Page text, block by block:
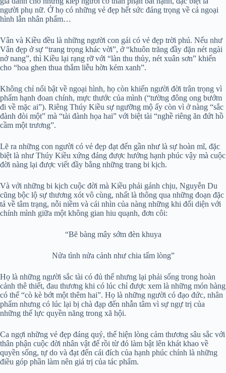
người phụ nữ. Ở họ có những vẻ đẹp hết sức đáng trọng về cả ngoại
hình lẫn nhân phẩm…
Vân và Kiều đều là những người con gái có vẻ đẹp trời phú. Nếu như
Vân đẹp ở sự “trang trọng khác vời”, ở “khuôn trăng đầy đặn nét ngài
nở nang”, thì Kiều lại rạng rỡ với “làn thu thủy, nét xuân sơn” khiến
cho “hoa ghen thua thắm liễu hờn kém xanh”.
Không chỉ nổi bật về ngoại hình, họ còn khiến người đời trân trọng vì
phẩm hạnh đoan chính, mực thước của mình (“tường đông ong bướm
đi về mặc ai”). Riêng Thúy Kiều sự ngưỡng mộ ấy còn vì ở nàng “sắc
đành đòi một” mà “tài đành họa hai” với biệt tài “nghề riêng ăn đứt hồ
cầm một trương”.
Lẽ ra những con người có vẻ đẹp đạt đến gần như là sự hoàn mĩ, đặc
biệt là như Thúy Kiều xứng đáng được hưởng hạnh phúc vậy mà cuộc
đời nàng lại được viết đầy bằng những trang bi kịch.
Và với những bi kịch cuộc đời mà Kiều phải gánh chịu, Nguyễn Du
cũng bộc lộ sự thương xót vô cùng, nhất là thông qua những đoạn đặc
tả về tâm trạng, nỗi niềm và cái nhìn của nàng những khi đối diện với
chính mình giữa một không gian hiu quạnh, đơn côi:
“Bẽ bàng mây sớm đèn khuya
Nửa tình nửa cảnh như chia tấm lòng”
Họ là những người sắc tài có đủ thế nhưng lại phải sống trong hoàn
cảnh thê thiết, đau thương khi có lúc chỉ được xem là những món hàng
có thể “cò kè bớt một thêm hai”. Họ là những người có đạo đức, nhân
phẩm nhưng có lúc lại bị chà đạp đến nhẫn tâm vì sự ngự trị của
những thế lực quyền năng trong xã hội.
Ca ngợi những vẻ đẹp đáng quý, thể hiện lòng cảm thương sâu sắc với
thân phận cuộc đời nhân vật để rồi từ đó làm bật lên khát khao về
quyền sống, tự do và đạt đến cái đích của hạnh phúc chính là những
điều góp phần làm nên giá trị của tác phẩm.